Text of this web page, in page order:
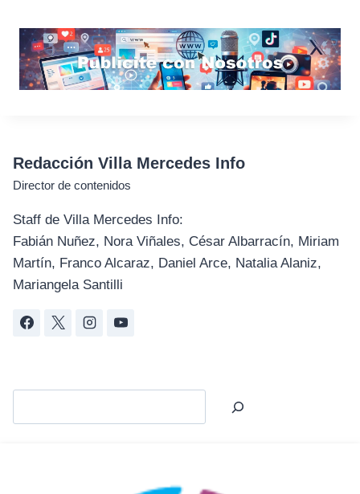
Redacción Villa Mercedes Info
Director de contenidos
Staff de Villa Mercedes Info:
Fabián Nuñez, Nora Viñales, César Albarracín, Miriam
Martín, Franco Alcaraz, Daniel Arce, Natalia Alaniz,
Mariangela Santilli